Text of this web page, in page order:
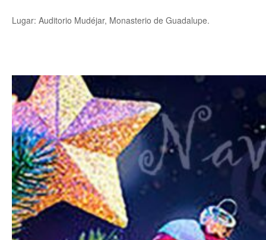
Lugar: Auditorio Mudéjar, Monasterio de Guadalupe.